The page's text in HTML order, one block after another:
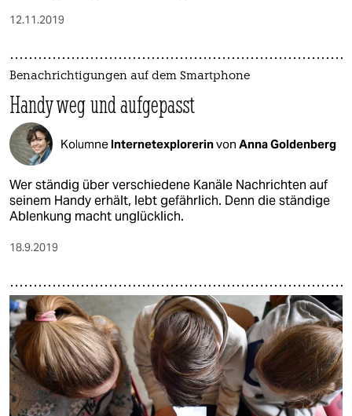
12.11.2019
Benachrichtigungen auf dem Smartphone
Handy weg und aufgepasst
Kolumne Internetexplorerinvon Anna Goldenberg
Wer ständig über verschiedene Kanäle Nachrichten auf
seinem Handy erhält, lebt gefährlich. Denn die ständige
Ablenkung macht unglücklich.
18.9.2019